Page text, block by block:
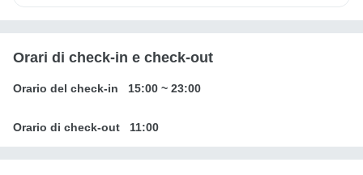
Orari di check-in e check-out
Orario del check-in 15:00 ~ 23:00
Orario di check-out 11:00